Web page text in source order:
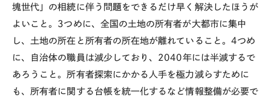
塊世代」の相続に伴う問題をできるだけ早く解決したほうが
よいこと。3つめに、全国の土地の所有者が大都市に集中
し、土地の所在と所有者の所在地が離れていること。4つめ
に、自治体の職員は減少しており、2040年には半減するで
あろうこと。所有者探索にかかる人手を極力減らすために
も、所有者に関する台帳を統一化するなど情報整備が必要で